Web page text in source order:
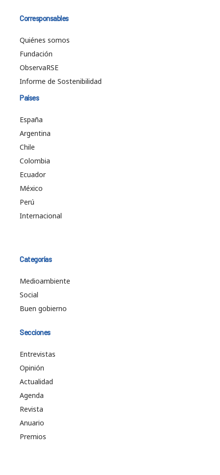
Corresponsables
Quiénes somos
Fundación
ObservaRSE
Informe de Sostenibilidad
Países
España
Argentina
Chile
Colombia
Ecuador
México
Perú
Internacional
Categorías
Medioambiente
Social
Buen gobierno
Secciones
Entrevistas
Opinión
Actualidad
Agenda
Revista
Anuario
Premios